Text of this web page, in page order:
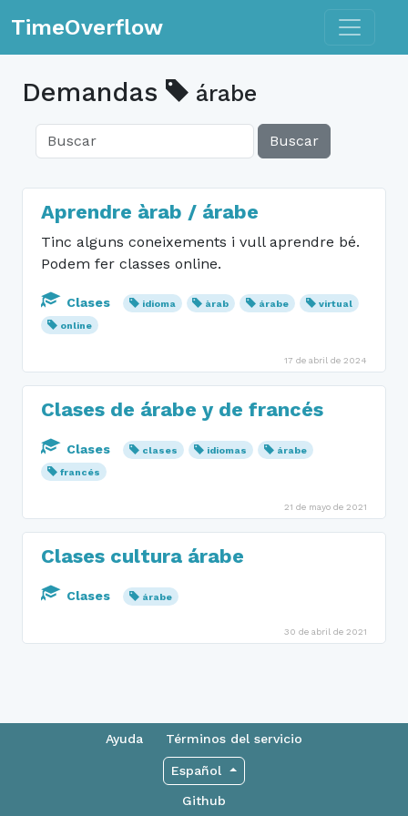
TimeOverflow Toggle
Demandas árabe
Buscar
Aprendre àrab / árabe
Tinc alguns coneixements i vull aprendre bé.
Podem fer classes online.
Clases idioma àrab árabe
virtual
online
17 de abril de 2024
Clases de árabe y de francés
Clases clases idiomas
árabe
francés
21 de mayo de 2021
Clases cultura árabe
Clases árabe
30 de abril de 2021
Ayuda Términos del servicio
Español
Github